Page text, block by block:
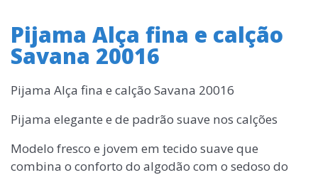
Pijama Alça fina e calção
Savana 20016
Pijama Alça fina e calção Savana 20016
Pijama elegante e de padrão suave nos calções
Modelo fresco e jovem em tecido suave que
combina o conforto do algodão com o sedoso do